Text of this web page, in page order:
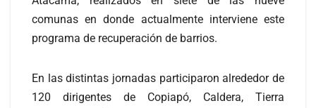
comunas en donde actualmente interviene este
programa de recuperación de barrios.
En las distintas jornadas participaron alrededor de
120 dirigentes de Copiapó, Caldera, Tierra